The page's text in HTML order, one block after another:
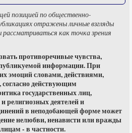
позицией по общественно-
отражены личные взгляды
как точка зрения
противоречивые чувства,
информации. При
эмоций словами, действиями,
действующим
государственных лиц,
религиозных деятелей и
в неподобающей форме может
нелюбви, ненависти или вражды
- в частности.